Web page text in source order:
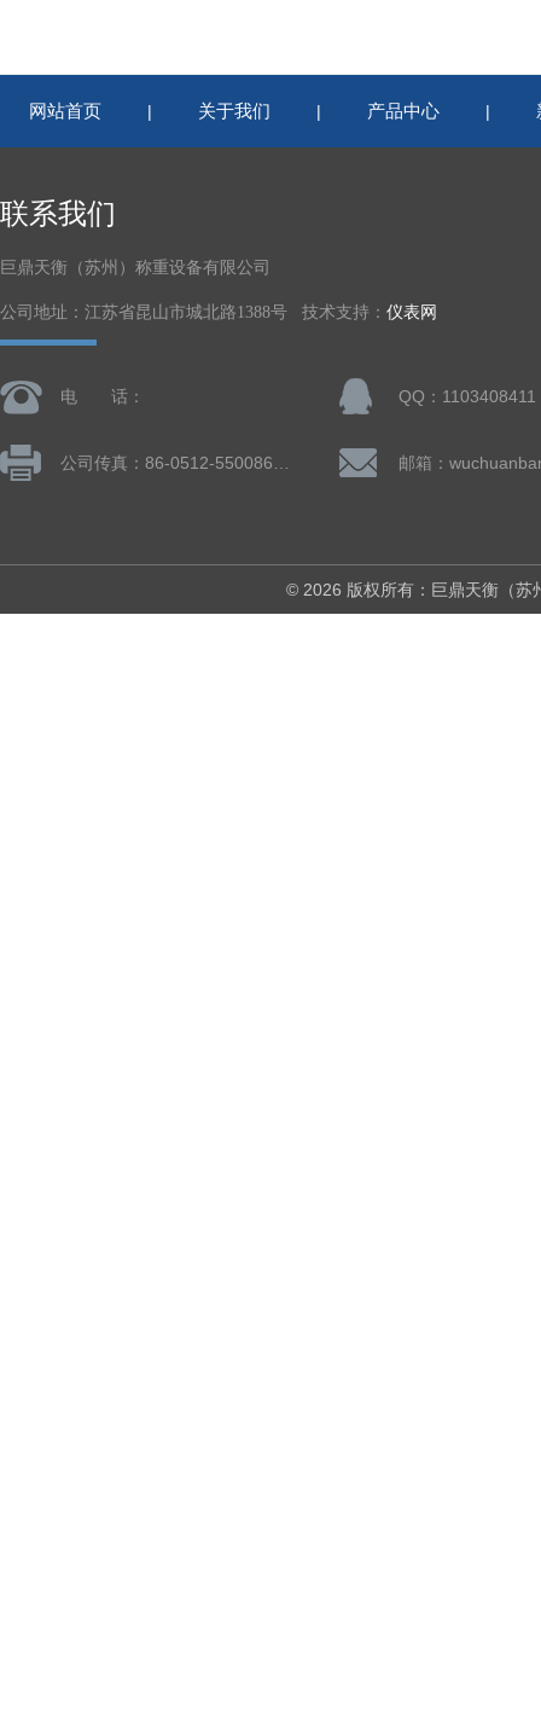
网站首页 | 关于我们 | 产品中心 |
联系我们
巨鼎天衡（苏州）称重设备有限公司
公司地址：江苏省昆山市城北路1388号 技术支持： 仪表网
电 话： QQ：1103408411
© 2026 版权所有：巨鼎天衡（